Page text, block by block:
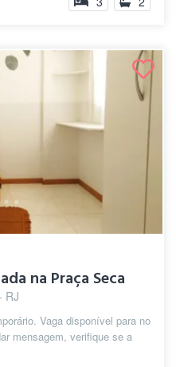
na Praça Seca
RJ
Vaga disponível para no
mensagem, verifique se a